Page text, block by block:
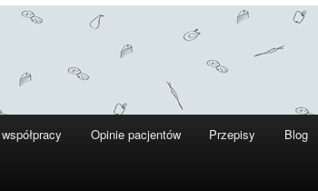
Opinie pacjentów Przepisy Blog